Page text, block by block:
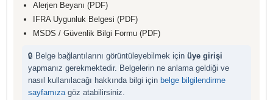
Alerjen Beyanı (PDF)
IFRA Uygunluk Belgesi (PDF)
MSDS / Güvenlik Bilgi Formu (PDF)
🔒 Belge bağlantılarını görüntüleyebilmek için üye girişi
yapmanız gerekmektedir. Belgelerin ne anlama geldiği ve
nasıl kullanılacağı hakkında bilgi için belge bilgilendirme
sayfamızagöz atabilirsiniz.